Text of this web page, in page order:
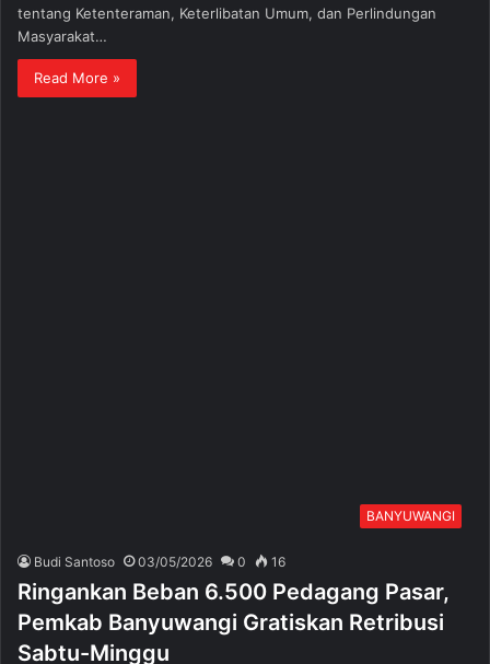
tentang Ketenteraman, Keterlibatan Umum, dan Perlindungan
Masyarakat…
Read More »
BANYUWANGI
Budi Santoso 03/05/2026 0 16
Ringankan Beban 6.500 Pedagang Pasar,
Pemkab Banyuwangi Gratiskan Retribusi
Sabtu-Minggu